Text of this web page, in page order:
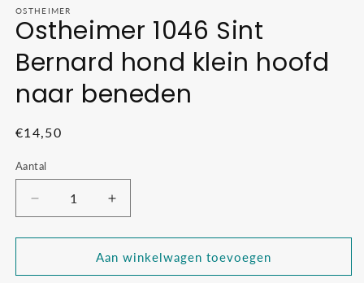
OSTHEIMER
Ostheimer 1046 Sint
Bernard hond klein hoofd
naar beneden
Normale
€14,50
Aantal
Aantal
verlagen
voor
Ostheimer
1046
Aantal
verhogen
voor
Ostheimer
1046
Aan winkelwagen toevoegen